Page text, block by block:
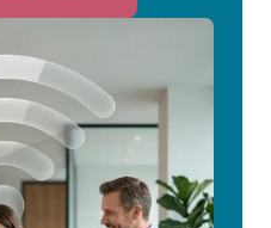
to
ト
印
に
つ